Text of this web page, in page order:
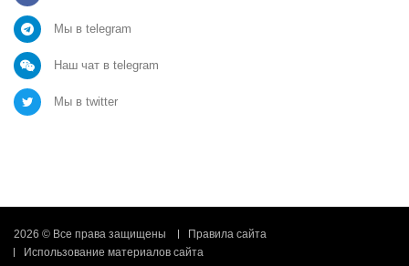
Мы в telegram
Наш чат в telegram
Мы в twitter
2026 © Все права защищены
Правила сайта
Использование материалов сайта